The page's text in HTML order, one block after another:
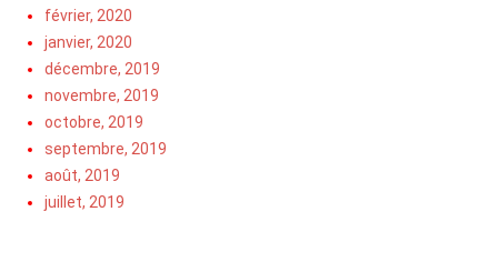
février, 2020
janvier, 2020
décembre, 2019
novembre, 2019
octobre, 2019
septembre, 2019
août, 2019
juillet, 2019